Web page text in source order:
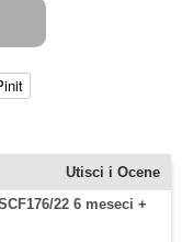
Utisci i Ocene
22 6 meseci +